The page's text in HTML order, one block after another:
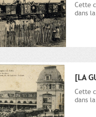
Cette
dans
[LA
Cette
dans